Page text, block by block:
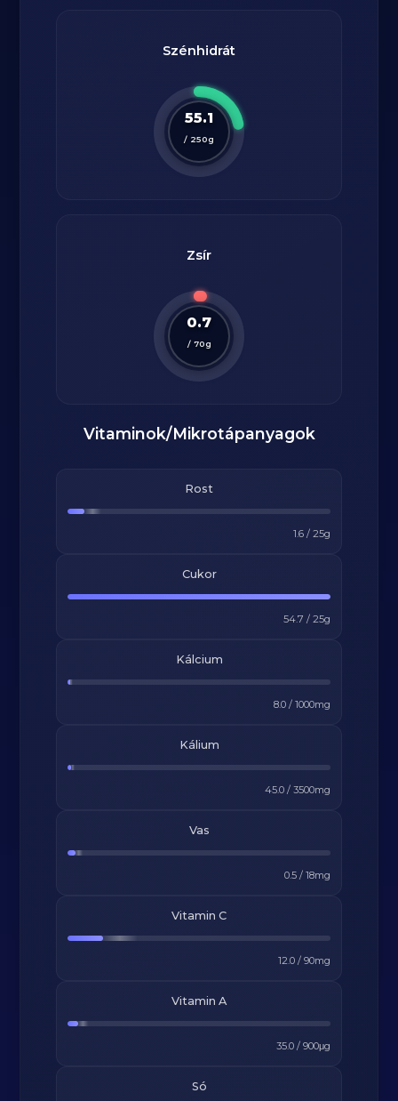
Szénhidrát
55.1
/ 250g
Zsír
0.7
/ 70g
Vitaminok/Mikrotápanyagok
Rost
1.6/ 25g
Cukor
54.7 / 25g
Kálcium
8.0/ 1000mg
Kálium
45.0/ 3500mg
Vas
0.5/ 18mg
Vitamin C
12.0/ 90mg
Vitamin A
35.0/ 900μg
Só